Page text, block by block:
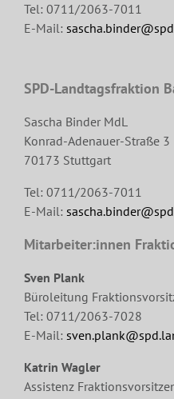
Tel: 0711/2063-7011
E-Mail:
SPD-Landtagsfraktion
Sascha Binder MdL
Konrad-Adenauer-Straße 3
70173 Stuttgart
Tel: 0711/2063-7011
E-Mail:
Mitarbeiter:innen
Sven Plank
Büroleitung
Tel: 0711/2063-7028
E-Mail:
Katrin Wagler
Assistenz